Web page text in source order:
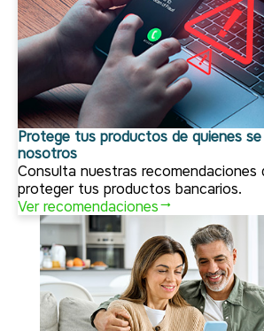
Protege tus productos de quienes
nosotros
Consulta nuestras recomendaciones
proteger tus productos bancarios.
Ver recomendaciones